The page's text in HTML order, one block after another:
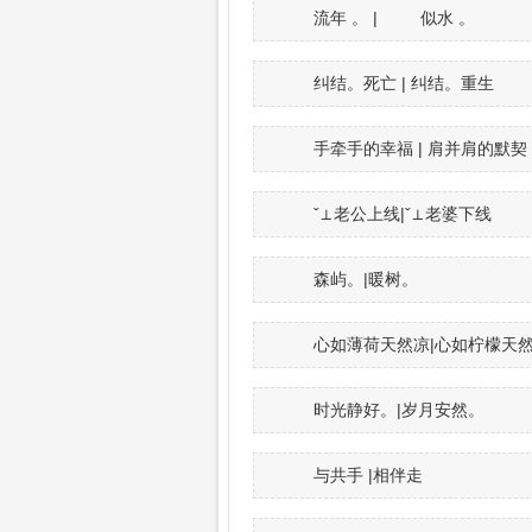
流年 。 | 似水 。
纠结。死亡 | 纠结。重生
手牵手的幸福 | 肩并肩的默契
ˇ⊥老公上线|ˇ⊥老婆下线
森屿。|暖树。
心如薄荷天然凉|心如柠檬天
时光静好。|岁月安然。
与共手 |相伴走